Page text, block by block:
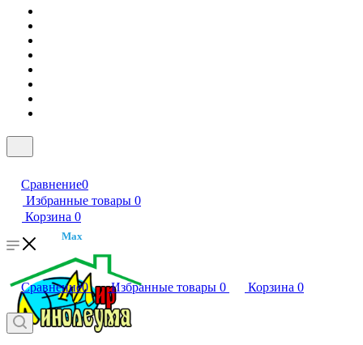
Сравнение0
Избранные товары 0
Корзина 0
Max
Сравнение0 Избранные товары 0 Корзина 0